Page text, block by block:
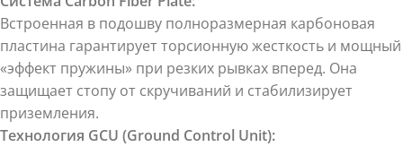
Встроенная в подошву полноразмерная карбоновая
пластина гарантирует торсионную жесткость и мощный
«эффект пружины» при резких рывках вперед. Она
защищает стопу от скручиваний и стабилизирует
приземления.
Технология GCU (Ground Control Unit):